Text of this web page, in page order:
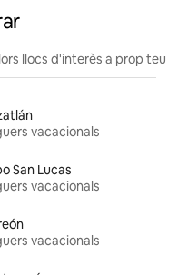
llocs d'interès a prop teu
vacacionals
San Lucas
vacacionals
vacacionals